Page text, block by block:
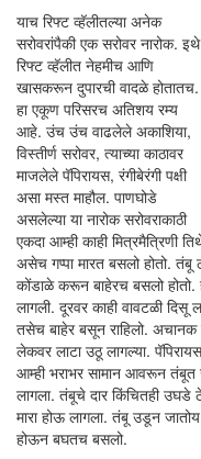
याच रिफ्ट व्हॅलीतल्या अनेक
सरोवरांपैकी एक सरोवर नारोक. इथे
रिफ्ट व्हॅलीत नेहमीच आणि
खासकरून दुपारची वादळे होतातच.
हा एकूण परिसरच अतिशय रम्य
आहे. उंच उंच वाढलेले अकाशिया,
विस्तीर्ण सरोवर, त्याच्या काठावर
माजलेले पॅपिरायस, रंगीबेरंगी पक्षी
असा मस्त माहौल. पाणघोडे
असलेल्या या नारोक सरोवराकाठी
एकदा आम्ही काही मित्रमैत्रिणी
असेच गप्पा मारत बसलो होतो. तंबू
कोंडाळे करून बाहेरच बसलो होतो.
लागली. दूरवर काही वावटळी
तसेच बाहेर बसून राहिलो. अचानक
लेकवर लाटा उठू लागल्या.
आम्ही भराभर सामान आवरून
लागला. तंबूचे दार किंचितही
मारा होऊ लागला. तंबू उडून
होऊन बघतच बसलो.